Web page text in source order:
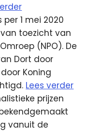
1 mei 2020
toezicht van
(NPO). De
Dort door
Koning
Lees verder
prijzen
vanuit de